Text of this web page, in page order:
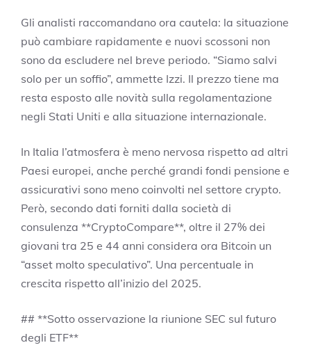
Gli analisti raccomandano ora cautela: la situazione
può cambiare rapidamente e nuovi scossoni non
sono da escludere nel breve periodo. “Siamo salvi
solo per un soffio”, ammette Izzi. Il prezzo tiene ma
resta esposto alle novità sulla regolamentazione
negli Stati Uniti e alla situazione internazionale.
In Italia l’atmosfera è meno nervosa rispetto ad altri
Paesi europei, anche perché grandi fondi pensione e
assicurativi sono meno coinvolti nel settore crypto.
Però, secondo dati forniti dalla società di
consulenza **CryptoCompare**, oltre il 27% dei
giovani tra 25 e 44 anni considera ora Bitcoin un
“asset molto speculativo”. Una percentuale in
crescita rispetto all’inizio del 2025.
## **Sotto osservazione la riunione SEC sul futuro
degli ETF**